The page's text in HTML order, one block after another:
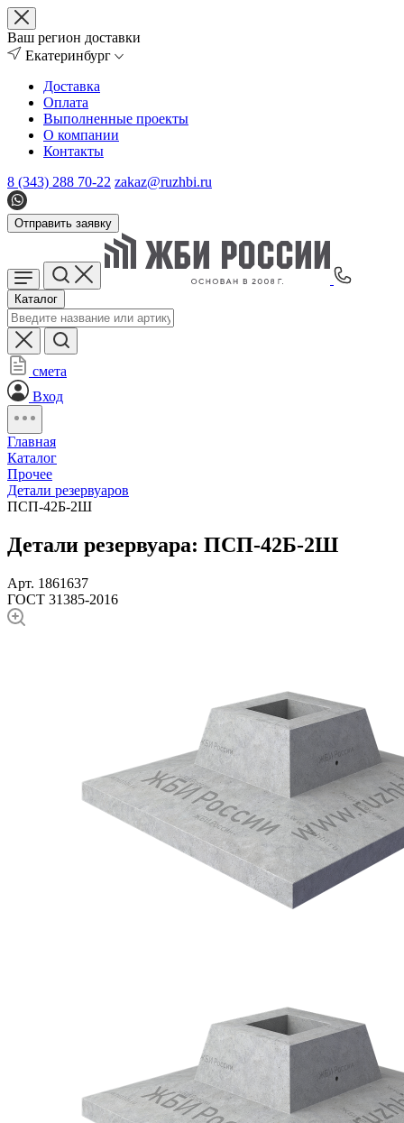
Ваш регион доставки
Екатеринбург
Доставка
Оплата
Выполненные проекты
О компании
Контакты
8 (343) 288 70-22 zakaz@ruzhbi.ru
Отправить заявку
Каталог
смета
Вход
Главная
Каталог
Прочее
Детали резервуаров
ПСП-42Б-2Ш
Детали резервуара: ПСП-42Б-2Ш
Арт. 1861637
ГОСТ 31385-2016